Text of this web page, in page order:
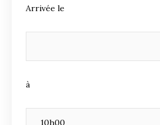
Arrivée le
à